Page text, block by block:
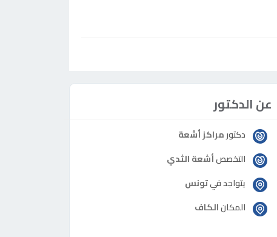
عن الدكتور
دكتورمراكز أشعة
التخصصأشعة الثدي
يتواجد فيتونس
المكانالكاف